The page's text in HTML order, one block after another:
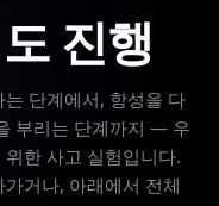
진행
단계에서, 항성을 다
부리는 단계까지 — 우
한 사고 실험입니다.
거나, 아래에서 전체